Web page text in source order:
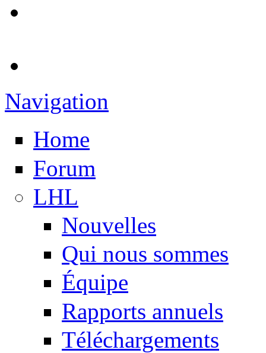
Navigation
Home
Forum
LHL
Nouvelles
Qui nous sommes
Équipe
Rapports annuels
Téléchargements